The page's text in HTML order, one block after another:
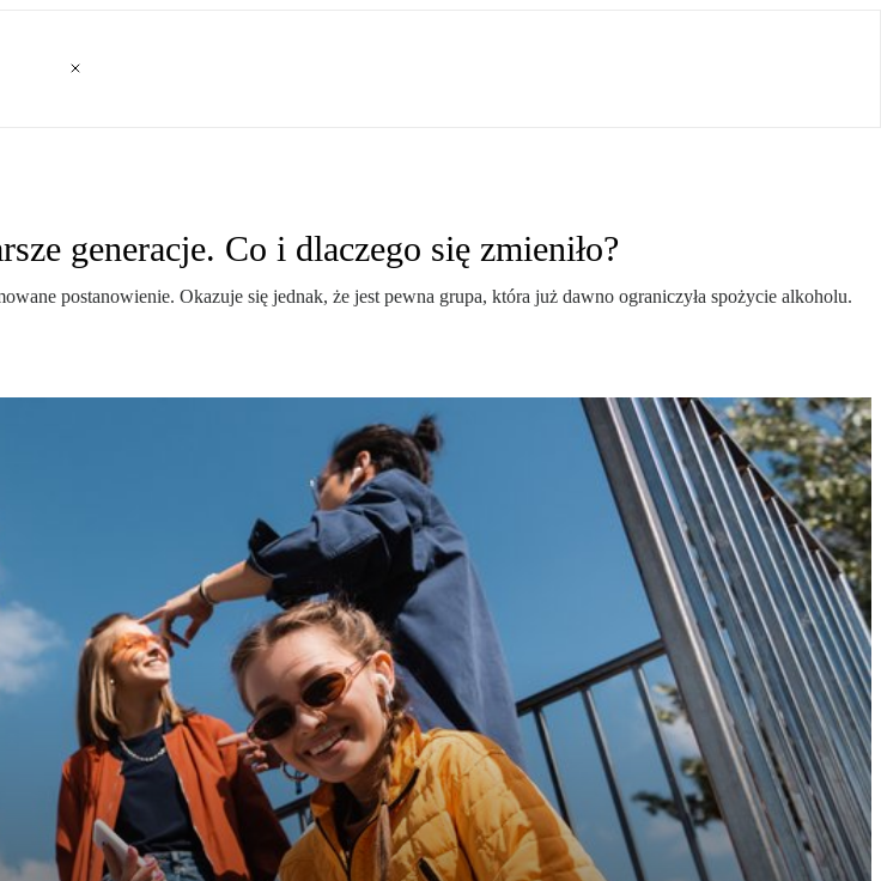
generacje. Co i dlaczego się zmieniło?
postanowienie. Okazuje się jednak, że jest pewna grupa, która już dawno ograniczyła spożycie alkoholu.